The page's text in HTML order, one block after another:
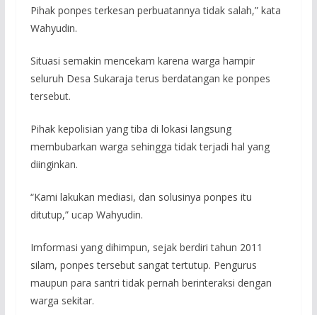
Pihak ponpes terkesan perbuatannya tidak salah,” kata
Wahyudin.
Situasi semakin mencekam karena warga hampir
seluruh Desa Sukaraja terus berdatangan ke ponpes
tersebut.
Pihak kepolisian yang tiba di lokasi langsung
membubarkan warga sehingga tidak terjadi hal yang
diinginkan.
“Kami lakukan mediasi, dan solusinya ponpes itu
ditutup,” ucap Wahyudin.
Imformasi yang dihimpun, sejak berdiri tahun 2011
silam, ponpes tersebut sangat tertutup. Pengurus
maupun para santri tidak pernah berinteraksi dengan
warga sekitar.